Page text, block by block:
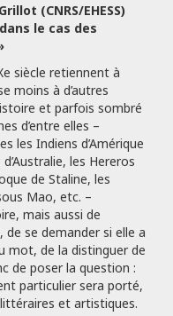
(CNRS/EHESS)
le cas des
siècle retiennent à
moins à d’autres
et parfois sombré
d’entre elles –
les Indiens d’Amérique
les Hereros
de Staline, les
Mao, etc. –
mais aussi de
se demander si elle a
mot, de la distinguer de
de poser la question :
particulier sera porté,
et artistiques.